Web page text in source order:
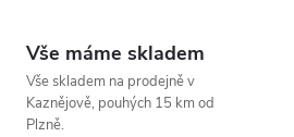
Vše máme skladem
Vše skladem na prodejně v
Kaznějově, pouhých 15 km od
Plzně.